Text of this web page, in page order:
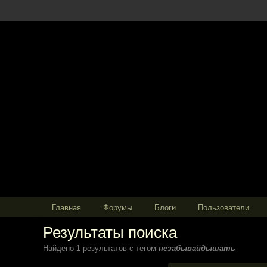
Главная Форумы Блоги Пользователи
Результаты поиска
Найдено 1 результатов с тегом незабывайдышать